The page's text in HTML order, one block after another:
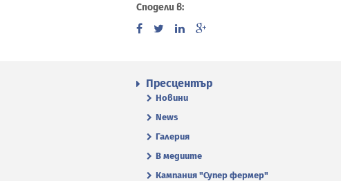
Сподели в:
Пресцентър
Новини
News
Галерия
В медиите
Кампания "Супер фермер"